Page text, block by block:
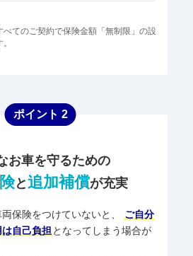
べてのご契約で保険金額「無制限」の設
ポイント 2
お車を守るための
と追加補償が充実
保険をつけていないと、
ご自分
自己負担 となってしまう場合が